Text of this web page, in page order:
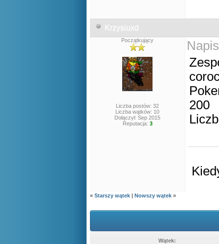
Krzysiuxd
Początkujący
Liczba postów: 32
Liczba wątków: 10
Dołączył: Sep 2015
Reputacja: 3
200
« Starszy wątek | Nowszy wątek »
Wątek: